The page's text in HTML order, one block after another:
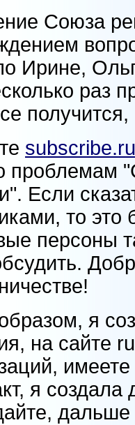
Союза
Ирине,
раз
subscribe.ru
проблемам
Если
то это
персоны
я
на сайте
я